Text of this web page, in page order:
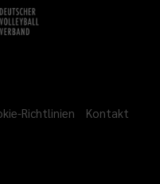
Richtlinien Kontakt